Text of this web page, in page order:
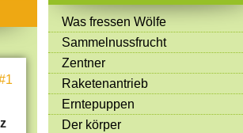
Mitmachen & Kreatives
Bücher & Filme
Quiz-Spiele
Spiele & Ideen
Jugendreporter
Was fressen Wölfe
Sammelnussfrucht
Zentner
Raketenantrieb
Erntepuppen
Der körper